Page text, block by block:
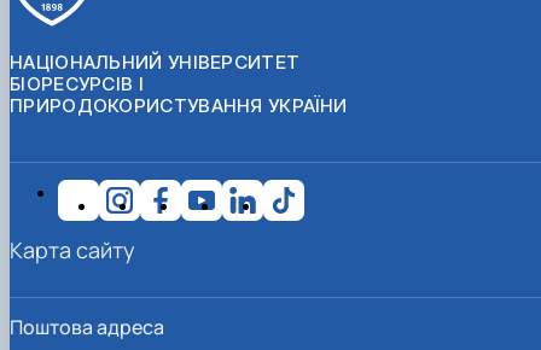
НАЦІОНАЛЬНИЙ УНІВЕРСИТЕТ
БІОРЕСУРСІВ І
ПРИРОДОКОРИСТУВАННЯ УКРАЇНИ
Поштова адреса
Карта сайту